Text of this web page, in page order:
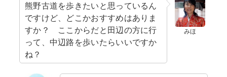
みほ
熊野古道を歩きたいと思っているん
ですけど、どこかおすすめはありま
すか？ ここからだと田辺の方に行
って、中辺路を歩いたらいいですか
ね？